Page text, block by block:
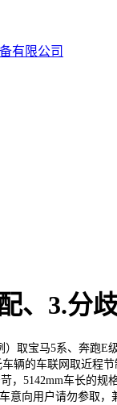
、3.分
宝马5系、奔跑E
的车联网取近程
，5142mm车长的
意向用户请勿参取